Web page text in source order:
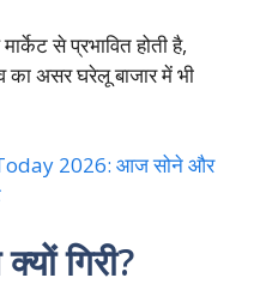
से प्रभावित होती है,
का असर घरेलू बाजार में भी
2026: आज सोने और
गिरी?